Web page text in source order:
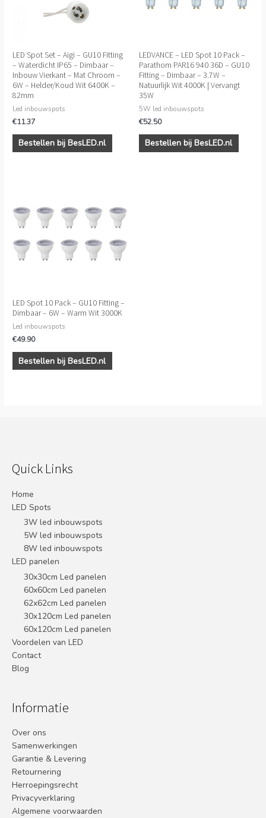
LED Spot Set – Aigi – GU10 Fitting
– Waterdicht IP65 – Dimbaar –
Inbouw Vierkant – Mat Chroom –
6W – Helder/Koud Wit 6400K –
82mm
Led inbouwspots
€11.37
Bestellen bij BesLED.nl
LEDVANCE – LED Spot 10 Pack –
Parathom PAR16 940 36D – GU10
Fitting – Dimbaar – 3.7W –
Natuurlijk Wit 4000K | Vervangt
35W
5W led inbouwspots
€52.50
Bestellen bij BesLED.nl
LED Spot 10 Pack – GU10 Fitting –
Dimbaar – 6W – Warm Wit 3000K
Led inbouwspots
€49.90
Bestellen bij BesLED.nl
Quick Links
Home
LED Spots
3W led inbouwspots
5W led inbouwspots
8W led inbouwspots
LED panelen
30x30cm Led panelen
60x60cm Led panelen
62x62cm Led panelen
30x120cm Led panelen
60x120cm Led panelen
Voordelen van LED
Contact
Blog
Informatie
Over ons
Samenwerkingen
Garantie & Levering
Retournering
Herroepingsrecht
Privacyverklaring
Algemene voorwaarden